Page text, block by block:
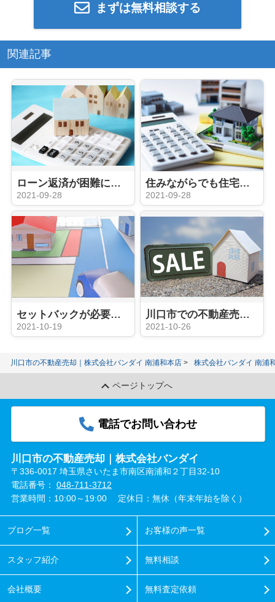
まずは無料相談する
関連記事
ローン返済が困難になったときに考えたい不動産の任意売却とは？
2021-09-28
住みながらでも住宅を売却できる！住宅に関する不動産売却の方法をご紹介
2021-09-28
セットバックが必要な物件とは？売却する際のデメリットと注意点を解説
2021-10-19
川口市での不動産売却「2022年問題」の影響は？売却タイミングはいつ？
2021-10-26
川口市の不動産売却｜株式会社バンダイ 南浦和本店 株式会社バンダイ 南浦
ページトップへ
電話でお問い合わせ
川口市の不動産売却｜株式会社バンダイ
〒336-0017 埼玉県さいたま市南区南浦和２丁目32-10
電話番号： 048-711-3712
営業時間：10:00～19:00
定休日：無休（年末年始を除く）
ブログ一覧
スタッフ紹介
会社概要
お客様の声一覧
無料相談
無料査定依頼